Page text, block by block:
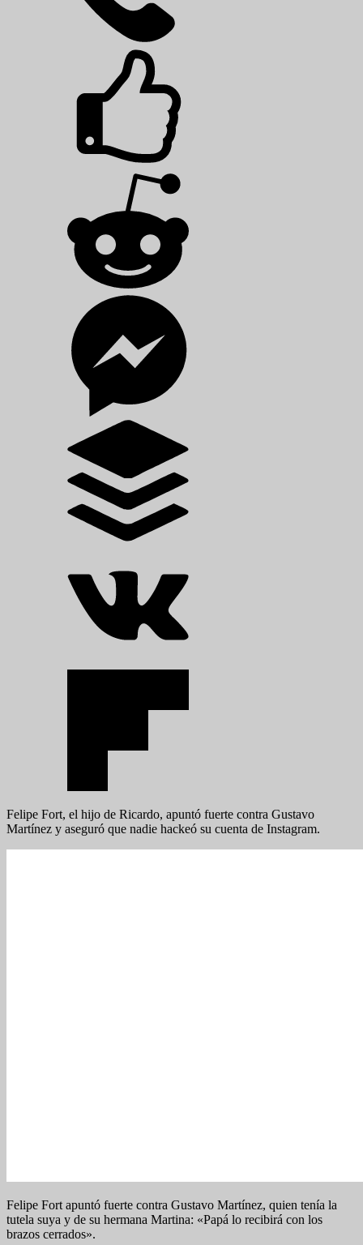
Felipe Fort, el hijo de Ricardo, apuntó fuerte contra Gustavo
Martínez y aseguró que nadie hackeó su cuenta de Instagram.
Felipe Fort apuntó fuerte contra Gustavo Martínez, quien tenía la
tutela suya y de su hermana Martina: «Papá lo recibirá con los
brazos cerrados».